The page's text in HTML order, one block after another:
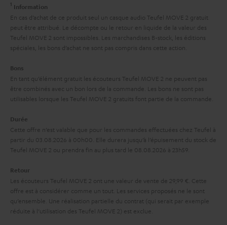
s
à
l
e
x
d
i
i
o
n
t
i
v
s
à
l
g
a
a
n
t
t
1 Information
En cas d’achat de ce produit seul un casque audio Teufel MOVE 2 gratuit
peut être attribué. Le décompte ou le retour en liquide de la valeur des
Teufel MOVE 2 sont impossibles. Les marchandises B-stock, les éditions
spéciales, les bons d’achat ne sont pas compris dans cette action.
Bons
En tant qu’élément gratuit les écouteurs Teufel MOVE 2 ne peuvent pas
être combinés avec un bon lors de la commande. Les bons ne sont pas
utilisables lorsque les Teufel MOVE 2 gratuits font partie de la commande.
Durée
Cette offre n’est valable que pour les commandes effectuées chez Teufel à
partir du 03.08.2026 à 00h00. Elle durera jusqu’à l’épuisement du stock de
Teufel MOVE 2 ou prendra fin au plus tard le 08.08.2026 à 23h59.
Retour
Les écouteurs Teufel MOVE 2 ont une valeur de vente de 29,99 €. Cette
offre est à considérer comme un tout. Les services proposés ne le sont
qu’ensemble. Une réalisation partielle du contrat (qui serait par exemple
réduite à l’utilisation des Teufel MOVE 2) est exclue.